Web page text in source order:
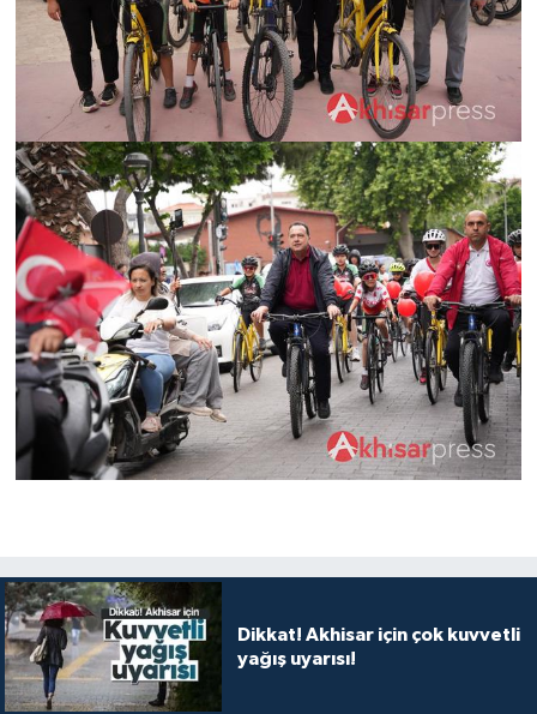
Dikkat! Akhisar için çok kuvvetli
yağış uyarısı!